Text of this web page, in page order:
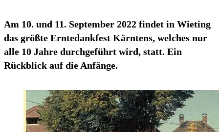
Am 10. und 11. September 2022 findet in Wieting
das größte Erntedankfest Kärntens, welches nur
alle 10 Jahre durchgeführt wird, statt. Ein
Rückblick auf die Anfänge.